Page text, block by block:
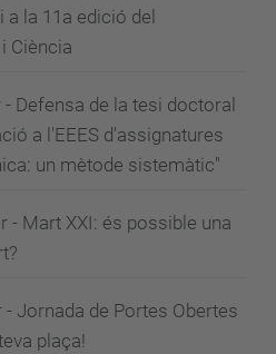
la 11a edició del
Ciència
Defensa de la tesi doctoral
a l'EEES d'assignatures
un mètode sistemàtic"
- Mart XXI: és possible una
Jornada de Portes Obertes
plaça!